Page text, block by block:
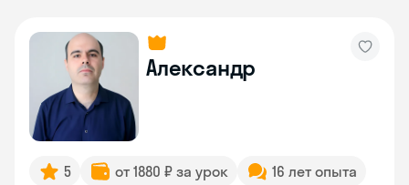
Александр
5 от 1880 ₽ за урок
16 лет опыта